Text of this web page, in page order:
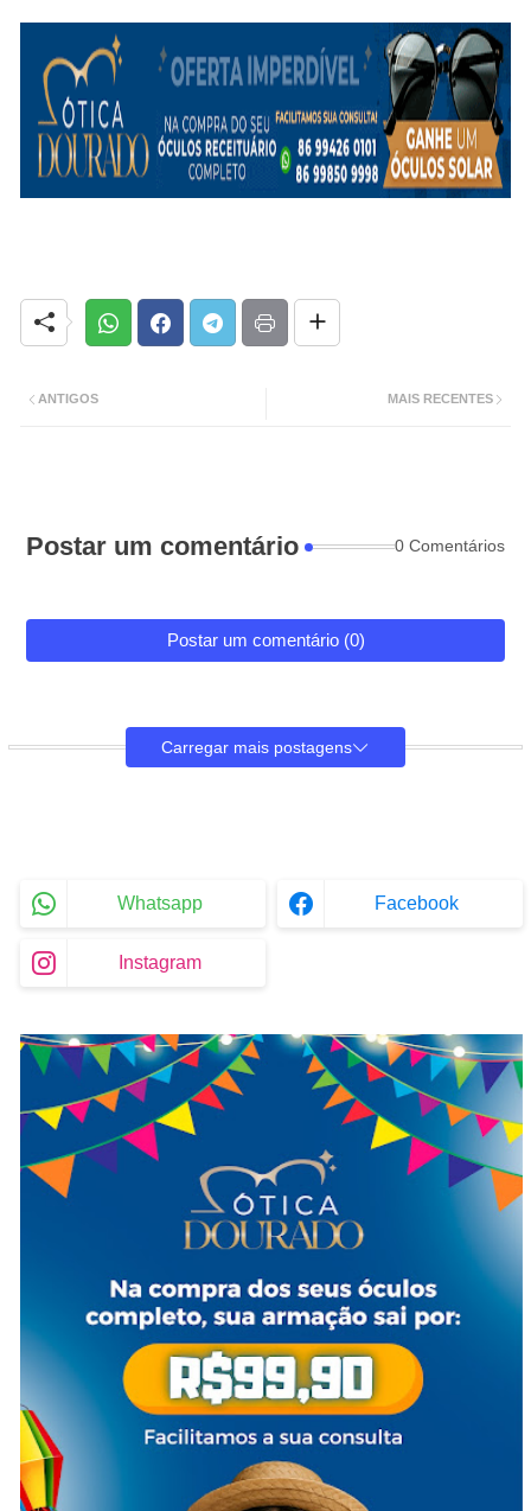
MAIS RECENTES
ANTIGOS
Postar um comentário 0 Comentários
Postar um comentário (0)
Carregar mais postagens
Whatsapp Facebook
Instagram